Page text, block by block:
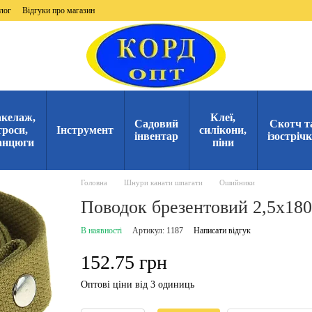
Відгуки про магазин
Інструмент
Садовий
інвентар
Клеї,
силікони,
піни
Скотч
Головна Шнури канати шпагати Ошийники
Поводок брезентовий
В наявності Артикул: 1187 Написати відгук
152.75 грн
Оптові ціни від 3 одиниць